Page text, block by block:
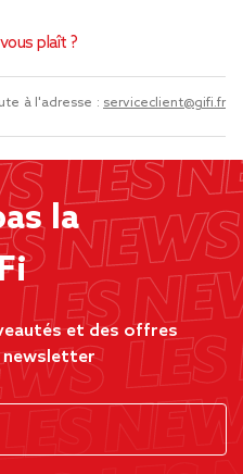
plaît ?
à l'adresse : serviceclient@gifi.fr
la
et des offres
newsletter